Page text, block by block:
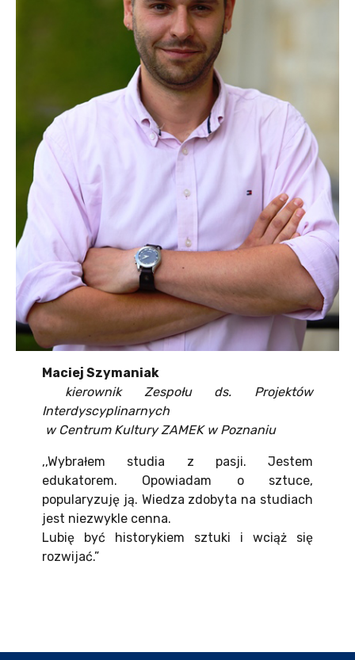
Maciej Szymaniak
kierownik Zespołu ds. Projektów
Interdyscyplinarnych
w Centrum Kultury ZAMEK w Poznaniu
,,Wybrałem studia z pasji. Jestem
edukatorem. Opowiadam o sztuce,
popularyzuję ją. Wiedza zdobyta na studiach
jest niezwykle cenna.
Lubię być historykiem sztuki i wciąż się
rozwijać.”